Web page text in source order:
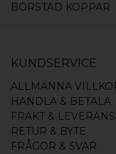
BORSTAD KOPPAR
KUNDSERVICE
ALLMÄNNA
HANDLA & BETALA
FRAKT & LEVERANS
RETUR & BYTE
FRÅGOR & SVAR